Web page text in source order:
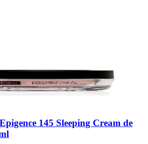
145 Sleeping Cream de